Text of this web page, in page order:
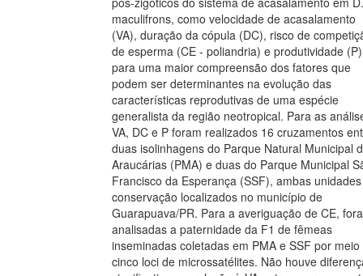
maculifrons, como velocidade de acasalamento
(VA), duração da cópula (DC), risco de
de esperma (CE - poliandria) e produtividade
para uma maior compreensão dos fatores que
podem ser determinantes na evolução das
características reprodutivas de uma espécie
generalista da região neotropical. Para as
VA, DC e P foram realizados 16 cruzamentos
duas isolinhagens do Parque Natural Municipal
Araucárias (PMA) e duas do Parque Municipal
Francisco da Esperança (SSF), ambas
conservação localizados no município de
Guarapuava/PR. Para a averiguação de CE,
analisadas a paternidade da F1 de fêmeas
inseminadas coletadas em PMA e SSF por meio
cinco loci de microssatélites. Não houve